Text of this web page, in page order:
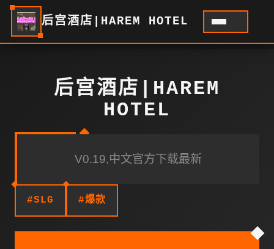
后宫酒店|HAREM HOTEL
后宫酒店|HAREM
HOTEL
V0.19,中文官方下载最新
#SLG #爆款